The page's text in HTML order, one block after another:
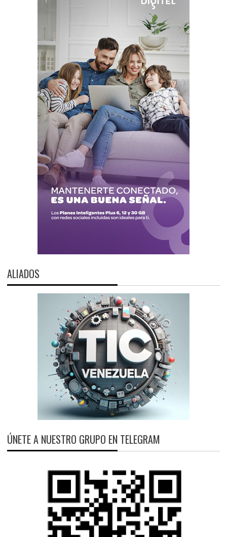
ALIADOS
ÚNETE A NUESTRO GRUPO EN TELEGRAM